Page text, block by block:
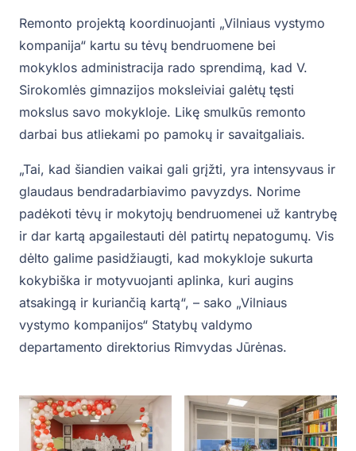
Remonto projektą koordinuojanti „Vilniaus vystymo
kompanija“ kartu su tėvų bendruomene bei
mokyklos administracija rado sprendimą, kad V.
Sirokomlės gimnazijos moksleiviai galėtų tęsti
mokslus savo mokykloje. Likę smulkūs remonto
darbai bus atliekami po pamokų ir savaitgaliais.
„Tai, kad šiandien vaikai gali grįžti, yra intensyvaus ir
glaudaus bendradarbiavimo pavyzdys. Norime
padėkoti tėvų ir mokytojų bendruomenei už kantrybę
ir dar kartą apgailestauti dėl patirtų nepatogumų. Vis
dėlto galime pasidžiaugti, kad mokykloje sukurta
kokybiška ir motyvuojanti aplinka, kuri augins
atsakingą ir kuriančią kartą“, – sako „Vilniaus
vystymo kompanijos“ Statybų valdymo
departamento direktorius Rimvydas Jūrėnas.